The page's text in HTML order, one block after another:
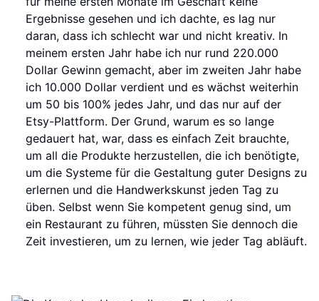
Ergebnisse gesehen und ich dachte, es lag nur
daran, dass ich schlecht war und nicht kreativ. In
meinem ersten Jahr habe ich nur rund 220.000
Dollar Gewinn gemacht, aber im zweiten Jahr habe
ich 10.000 Dollar verdient und es wächst weiterhin
um 50 bis 100% jedes Jahr, und das nur auf der
Etsy-Plattform. Der Grund, warum es so lange
gedauert hat, war, dass es einfach Zeit brauchte,
um all die Produkte herzustellen, die ich benötigte,
um die Systeme für die Gestaltung guter Designs zu
erlernen und die Handwerkskunst jeden Tag zu
üben. Selbst wenn Sie kompetent genug sind, um
ein Restaurant zu führen, müssten Sie dennoch die
Zeit investieren, um zu lernen, wie jeder Tag abläuft.